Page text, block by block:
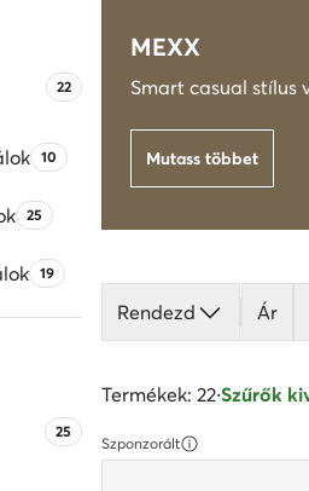
száma:
Termékek száma:
22
Termékek száma:
10
Termékek száma:
25
Termékek száma:
19
Termékek száma:
25
MEXX
Smart casual stílus
Mutass többet
Rendezd Ár
Termékek: 22·Szűrők
Szponzorált